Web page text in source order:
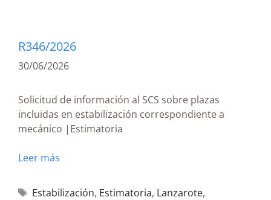
R346/2026
30/06/2026
Solicitud de información al SCS sobre plazas
incluidas en estabilización correspondiente a
mecánico |Estimatoria
Leer más
Estabilización, Estimatoria, Lanzarote,